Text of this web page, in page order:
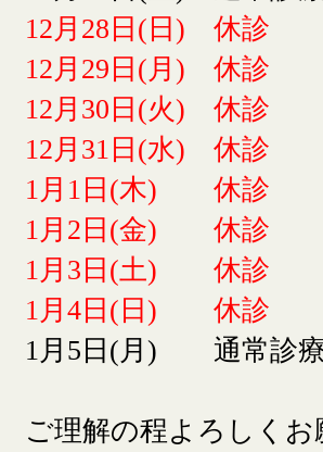
12月28日(日) 休診
12月29日(月) 休診
12月30日(火) 休診
12月31日(水) 休診
1月1日(木) 休診
1月2日(金) 休診
1月3日(土) 休診
1月4日(日) 休診
1月5日(月) 通常診
ご理解の程よろしく